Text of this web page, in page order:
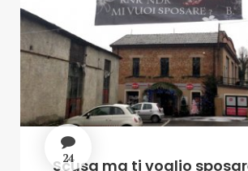
24
Scusa ma ti voglio